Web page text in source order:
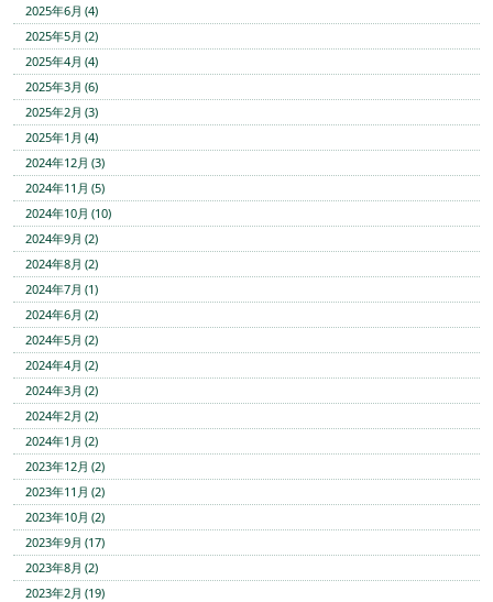
2025年6月 (4)
2025年5月 (2)
2025年4月 (4)
2025年3月 (6)
2025年2月 (3)
2025年1月 (4)
2024年12月 (3)
2024年11月 (5)
2024年10月 (10)
2024年9月 (2)
2024年8月 (2)
2024年7月 (1)
2024年6月 (2)
2024年5月 (2)
2024年4月 (2)
2024年3月 (2)
2024年2月 (2)
2024年1月 (2)
2023年12月 (2)
2023年11月 (2)
2023年10月 (2)
2023年9月 (17)
2023年8月 (2)
2023年2月 (19)